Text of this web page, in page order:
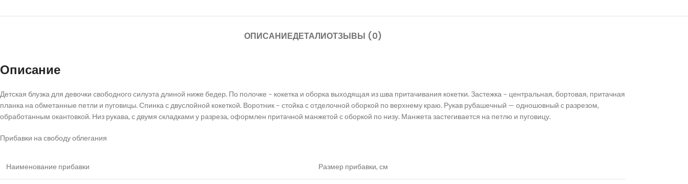
ОПИСАНИЕДЕТАЛИОТЗЫВЫ (0)
Описание
Детская блузка для девочки свободного силуэта длиной ниже бедер. По полочке – кокетка и оборка выходящая из шва притачивания кокетки. Застежка – центральная, бортовая, притачная
планка на обметанные петли и пуговицы. Спинка с двуслойной кокеткой. Воротник – стойка с отделочной оборкой по верхнему краю. Рукав рубашечный — одношовный с разрезом,
обработанным окантовкой. Низ рукава, с двумя складками у разреза, оформлен притачной манжетой с оборкой по низу. Манжета застегивается на петлю и пуговицу.
Прибавки на свободу облегания
Наименование прибавки Размер прибавки, см